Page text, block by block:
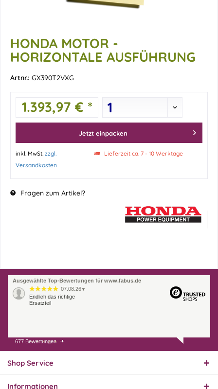
HONDA MOTOR -
HORIZONTALE AUSFÜHRUNG
Artnr.: GX390T2VXG
1.393,97 € *
Jetzt einpacken
inkl. MwSt. zzgl.
Versandkosten
Lieferzeit ca. 7 - 10 Werktage
Fragen zum Artikel?
Ausgewählte Top-Bewertungen für www.fabus.de
07.08.26 ▼
Endlich das richtige
Ersatzteil
01.08.26
Innerhalb 2 Tagen Ware
677 Bewertungen
Shop Service
Informationen